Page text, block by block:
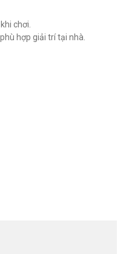
chơi.
hợp giải trí tại nhà.